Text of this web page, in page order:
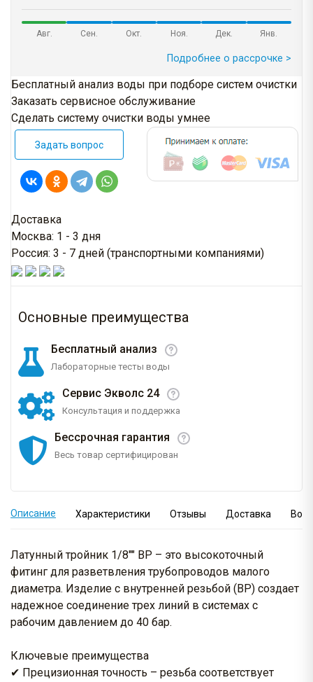
Авг. Сен. Окт. Ноя. Дек. Янв.
Подробнее о рассрочке >
Бесплатный анализ воды при подборе систем очистки
Заказать сервисное обслуживание
Сделать систему очистки воды умнее
Задать вопрос
Доставка
Москва: 1 - 3 дня
Россия: 3 - 7 дней (транспортными компаниями)
Основные преимущества
Бесплатный анализ
Лабораторные тесты воды
Сервис Экволс 24
Консультация и поддержка
Бессрочная гарантия
Весь товар сертифицирован
Описание Характеристики Отзывы Доставка
Латунный тройник 1/8"" ВР – это высокоточный
фитинг для разветвления трубопроводов малого
диаметра. Изделие с внутренней резьбой (ВР) создает
надежное соединение трех линий в системах с
рабочим давлением до 40 бар.
Ключевые преимущества
✔ Прецизионная точность – резьба соответствует